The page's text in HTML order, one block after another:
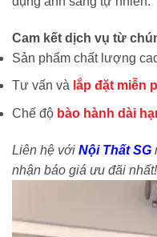
Cam kết dịch vụ từ
Sản phẩm chất lượng
Tư vấn và lắp đặt miễn
Chế độ bào hành dài
Liên hệ với Nội Thất SG
nhận báo giá ưu đãi nhất!
Video